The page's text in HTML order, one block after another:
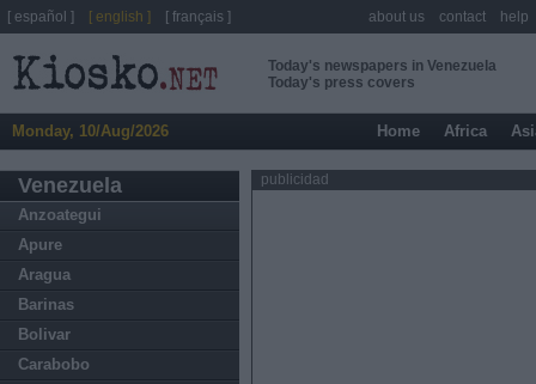
Today's newspapers in Venezuela
Today's press covers
Monday, 10/Aug/2026 Home Africa
Venezuela
Anzoategui
Apure
Aragua
Barinas
Bolivar
Carabobo
publicidad
[ español ] [ english ] [ français ] about us contact help